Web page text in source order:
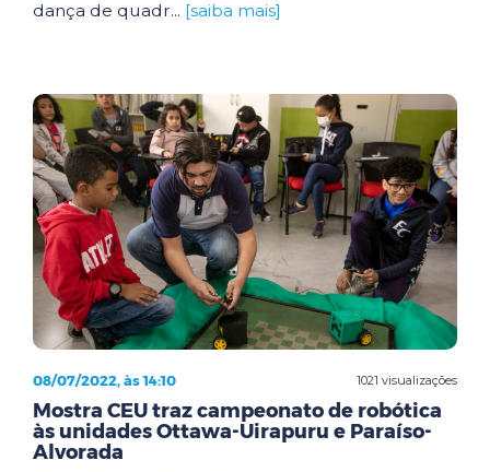
dança de quadr... [saiba mais]
1021 visualizações
08/07/2022, às 14:10
Mostra CEU traz campeonato de robótica
às unidades Ottawa-Uirapuru e Paraíso-
Alvorada